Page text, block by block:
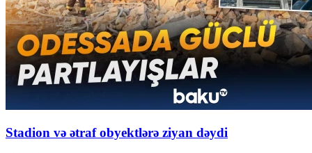
Stadion və ətraf obyektlərə ziyan dəydi